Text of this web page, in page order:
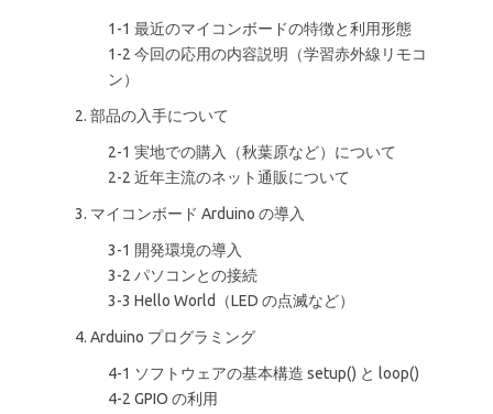
1-1 最近のマイコンボードの特徴と利用形態
1-2 今回の応用の内容説明（学習赤外線リモコ
ン）
2. 部品の入手について
2-1 実地での購入（秋葉原など）について
2-2 近年主流のネット通販について
3. マイコンボード Arduino の導入
3-1 開発環境の導入
3-2 パソコンとの接続
3-3 Hello World（LED の点滅など）
4. Arduino プログラミング
4-1 ソフトウェアの基本構造 setup() と loop()
4-2 GPIO の利用